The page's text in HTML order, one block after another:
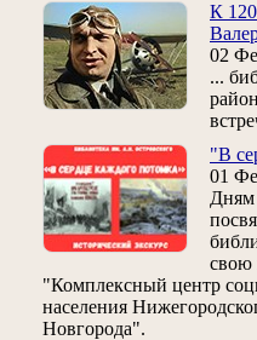
К
02
...
"В
01
Дням
свою
"Комплексный центр
населения
Новгорода".